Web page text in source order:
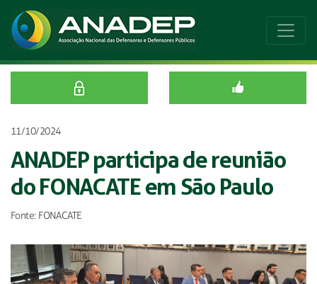
11/10/2024
ANADEP participa de reunião
do FONACATE em São Paulo
Fonte: FONACATE